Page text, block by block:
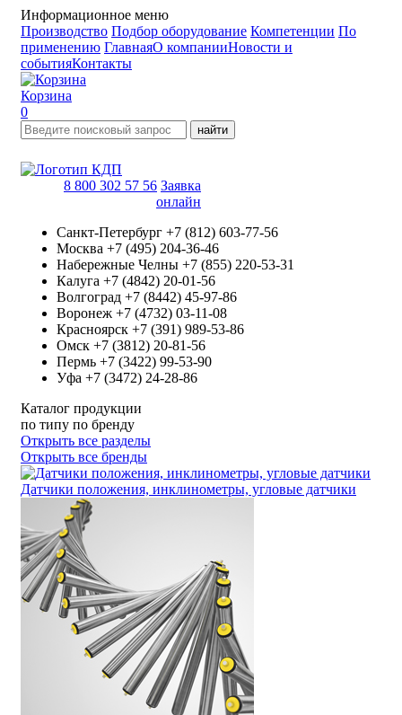
Информационное меню
Производство Подбор оборудование Компетенции По
применению ГлавнаяО компанииНовости и
событияКонтакты
Корзина
0
найти
8 800 302 57 56 Заявка
онлайн
Санкт-Петербург +7 (812) 603-77-56
Москва +7 (495) 204-36-46
Набережные Челны +7 (855) 220-53-31
Калуга +7 (4842) 20-01-56
Волгоград +7 (8442) 45-97-86
Воронеж +7 (4732) 03-11-08
Красноярск +7 (391) 989-53-86
Омск +7 (3812) 20-81-56
Пермь +7 (3422) 99-53-90
Уфа +7 (3472) 24-28-86
Каталог продукции
по типу по бренду
Открыть все разделы
Открыть все бренды
Датчики положения, инклинометры, угловые датчики